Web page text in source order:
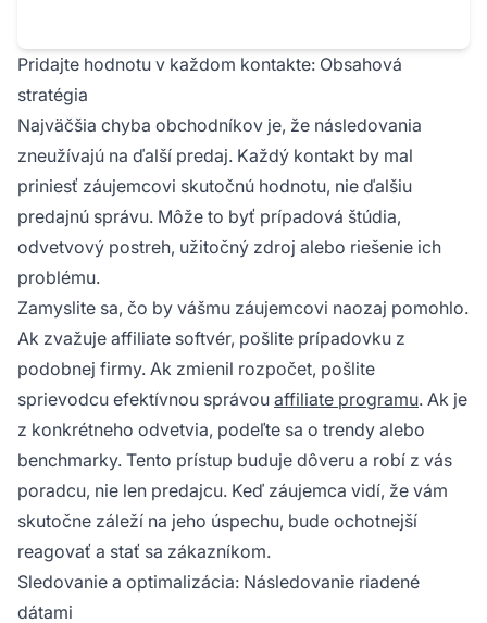
Pridajte hodnotu v každom kontakte: Obsahová
stratégia
Najväčšia chyba obchodníkov je, že následovania
zneužívajú na ďalší predaj. Každý kontakt by mal
priniesť záujemcovi skutočnú hodnotu, nie ďalšiu
predajnú správu. Môže to byť prípadová štúdia,
odvetvový postreh, užitočný zdroj alebo riešenie ich
problému.
Zamyslite sa, čo by vášmu záujemcovi naozaj pomohlo.
Ak zvažuje affiliate softvér, pošlite prípadovku z
podobnej firmy. Ak zmienil rozpočet, pošlite
sprievodcu efektívnou správou affiliate programu. Ak je
z konkrétneho odvetvia, podeľte sa o trendy alebo
benchmarky. Tento prístup buduje dôveru a robí z vás
poradcu, nie len predajcu. Keď záujemca vidí, že vám
skutočne záleží na jeho úspechu, bude ochotnejší
reagovať a stať sa zákazníkom.
Sledovanie a optimalizácia: Následovanie riadené
dátami